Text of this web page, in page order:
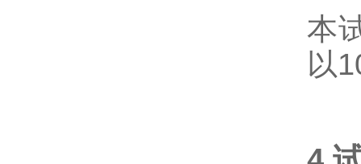
本
以